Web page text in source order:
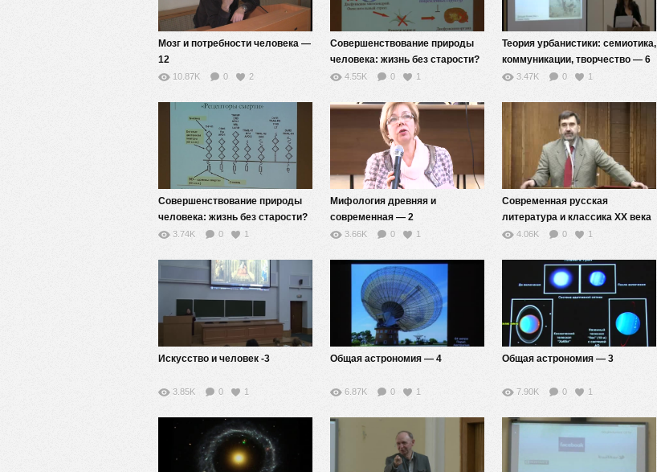
Мозг и потребности человека —
12
10.87K 0 2
Совершенствование природы
человека: жизнь без старости?
— 124.55K 0 1
Теория урбанистики: семиотика,
коммуникации, творчество — 6
3.47K 0 1
Совершенствование природы
человека: жизнь без старости?
— 93.74K 0 1
Мифология древняя и
современная — 2
3.66K 0 1
Современная русская
литература и классика XX века
(модернизм, постмодернизм,
4.06K 0 1
Искусство и человек -3
3.85K 0 1
Общая астрономия — 4
6.87K 0 1
Общая астрономия — 3
7.90K 0 1